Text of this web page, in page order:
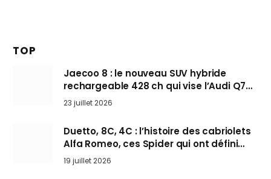
TOP
Jaecoo 8 : le nouveau SUV hybride
rechargeable 428 ch qui vise l’Audi Q7
arrive en Europe cet automne
23 juillet 2026
Duetto, 8C, 4C : l’histoire des cabriolets
Alfa Romeo, ces Spider qui ont défini
l’art de rouler cheveux au vent
19 juillet 2026